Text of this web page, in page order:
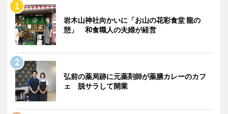
岩木山神社向かいに「お山の花彩食堂 龍の
憩」 和食職人の夫婦が経営
弘前の薬局跡に元薬剤師が薬膳カレーのカフ
ェ 脱サラして開業